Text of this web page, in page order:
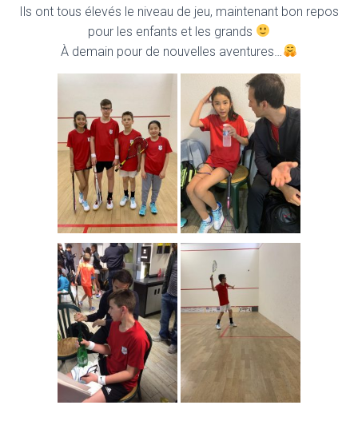
Ils ont tous élevés le niveau de jeu, maintenant bon repos
pour les enfants et les grands
À demain pour de nouvelles aventures…